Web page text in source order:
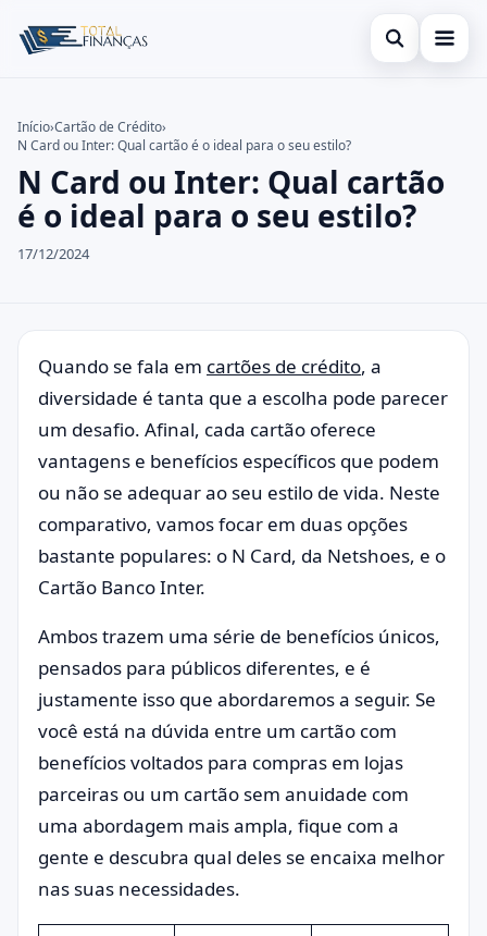
Abrir busca
Cartão de Crédito
Empréstimo
Finanças
Buscar no site
Buscar por:
Pressione Enter para buscar ou ESC para fechar.
Início›Cartão de Crédito›
N Card ou Inter: Qual cartão é o ideal para o seu estilo?
N Card ou Inter: Qual cartão
é o ideal para o seu estilo?
17/12/2024
Quando se fala em cartões de crédito, a
diversidade é tanta que a escolha pode parecer
um desafio. Afinal, cada cartão oferece
vantagens e benefícios específicos que podem
ou não se adequar ao seu estilo de vida. Neste
comparativo, vamos focar em duas opções
bastante populares: o N Card, da Netshoes, e o
Cartão Banco Inter.
Ambos trazem uma série de benefícios únicos,
pensados para públicos diferentes, e é
justamente isso que abordaremos a seguir. Se
você está na dúvida entre um cartão com
benefícios voltados para compras em lojas
parceiras ou um cartão sem anuidade com
uma abordagem mais ampla, fique com a
gente e descubra qual deles se encaixa melhor
nas suas necessidades.